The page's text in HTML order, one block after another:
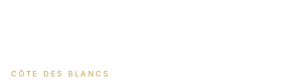
CÔTE DES BLANCS